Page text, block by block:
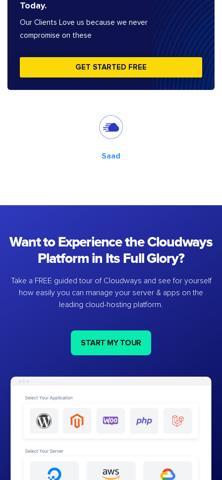
Today.
Our Clients Love us because we never
compromise on these
GET STARTED FREE
Saad
Want to Experience the Cloudways
Platform in Its Full Glory?
Take a FREE guided tour of Cloudways and see for yourself
how easily you can manage your server & apps on the
leading cloud-hosting platform.
START MY TOUR